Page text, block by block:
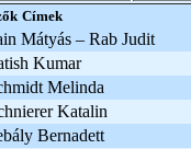
Címek
Mátyás – Rab Judit
Kumar
Melinda
Katalin
Bernadett